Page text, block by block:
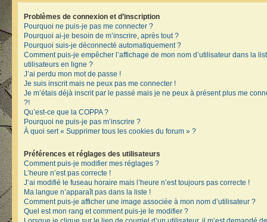
Problèmes de connexion et d’inscription
Pourquoi ne puis-je pas me connecter ?
Pourquoi ai-je besoin de m’inscrire, après tout ?
Pourquoi suis-je déconnecté automatiquement ?
Comment puis-je empêcher l’affichage de mon nom d’utilisateur dans la
utilisateurs en ligne ?
J’ai perdu mon mot de passe !
Je suis inscrit mais ne peux pas me connecter !
Je m’étais déjà inscrit par le passé mais je ne peux à présent plus me
?!
Qu’est-ce que la COPPA ?
Pourquoi ne puis-je pas m’inscrire ?
À quoi sert « Supprimer tous les cookies du forum » ?
Préférences et réglages des utilisateurs
Comment puis-je modifier mes réglages ?
L’heure n’est pas correcte !
J’ai modifié le fuseau horaire mais l’heure n’est toujours pas correcte !
Ma langue n’apparaît pas dans la liste !
Comment puis-je afficher une image associée à mon nom d’utilisateur ?
Quel est mon rang et comment puis-je le modifier ?